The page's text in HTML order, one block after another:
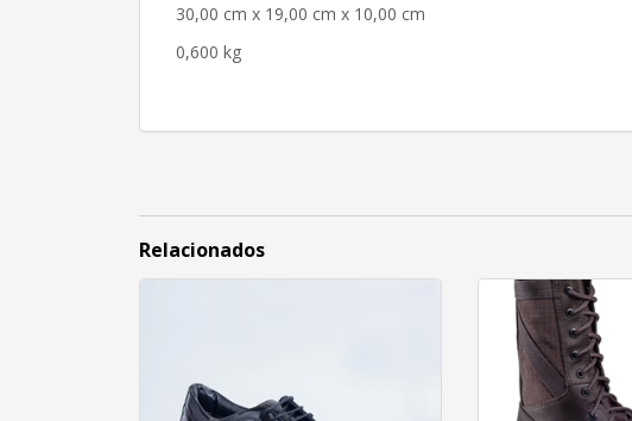
30,00 cm x 19,00 cm x 10,00 cm
0,600 kg
Relacionados